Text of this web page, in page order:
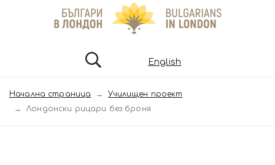
English
Начална страница
Училищен проект
Лондонски рицари без броня